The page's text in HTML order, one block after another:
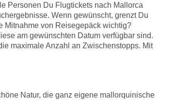
Personen Du Flugtickets nach Mallorca
Wenn gewünscht, grenzt Du
Mitnahme von Reisegepäck wichtig?
am gewünschten Datum verfügbar sind.
maximale Anzahl an Zwischenstopps. Mit
Natur, die ganz eigene mallorquinische